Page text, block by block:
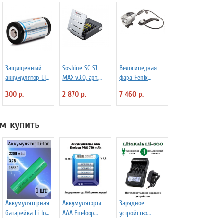
Защищенный
аккумулятор Li-
600 mAh
300 р.
Soshine SC-S1
MAX v3.0, арт.
2 870 р.
Велосипедная
фара Fenix
T6 800lm
7 460 р.
купить
Аккумуляторная
батарейка Li-Ion
Аккумуляторы
ААА Еneloop
Зарядное
устройство